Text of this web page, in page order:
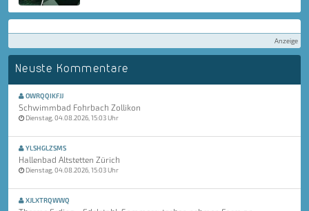
Anzeige
Neuste Kommentare
OWRQQIKFJJ
Schwimmbad Fohrbach Zollikon
Dienstag, 04.08.2026, 15:03 Uhr
YLSHGLZSMS
Hallenbad Altstetten Zürich
Dienstag, 04.08.2026, 15:03 Uhr
XJLXTRQWWQ